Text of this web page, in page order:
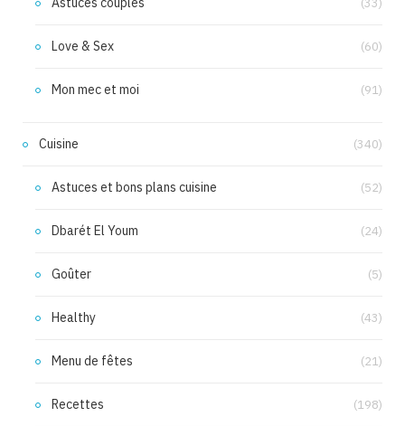
Love & Sex (60)
Mon mec et moi (91)
Cuisine (340)
Astuces et bons plans cuisine (52)
Dbarét El Youm (24)
Goûter (5)
Healthy (43)
Menu de fêtes (21)
Recettes (198)